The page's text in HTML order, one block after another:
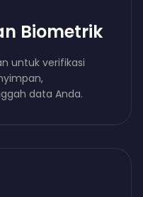
Biometrik
untuk verifikasi
data Anda.